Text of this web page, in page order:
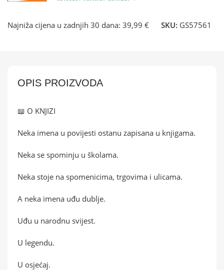
Najniža cijena u zadnjih 30 dana: 39,99 € SKU: GS57561
OPIS PROIZVODA
📖 O KNJIZI
Neka imena u povijesti ostanu zapisana u knjigama.
Neka se spominju u školama.
Neka stoje na spomenicima, trgovima i ulicama.
A neka imena uđu dublje.
Uđu u narodnu svijest.
U legendu.
U osjećaj.